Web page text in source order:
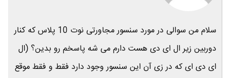
سلام من سوالی در مورد سنسور مجاورتی نوت 10 پلاس که کنار
دوربین زیر ال ای دی هست دارم می شه پاسخم رو بدین؟ (ال
ای دی ای که در زی آن این سنسور وجود دارد فقط و فقط موقع